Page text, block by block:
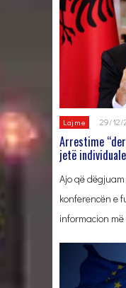
Lajme 29/12/
Arrestime
jetë individuale
Ajo që
konferencën e
informacion